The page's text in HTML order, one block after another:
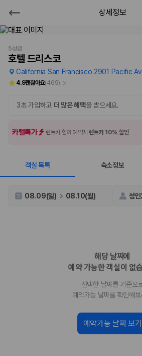
호텔 드리스코
2000만 이용고객이 선택한 제주 렌트카 가격
제주렌트카 가격비교는 카모
제주도 렌트카는 업체마다 차량 가격, 보험 조
장소, 취소 규정이 다릅니다. 카모아는 여러 제
경차, 소형, 준중형
인원에 맞는 차종별 가격을 비교합니다.
제주공항 인수 조건 비교: 셔틀 이동, 인
비교 후 원하는 차량을 바
제주렌트카 실시간 가격비교 바로가기
상세정보
5성급
호텔 드리스코
California San Francisco 2901 Pacific
4.9괜찮아요(469)
3초 가입하고 더 많은 혜택을 받으세요.
카텔특가 렌트카 함께 예약시렌트카 10% 할인
객실 목록 숙소정보
08.09(일) 08.10(월) 성
해당 날짜에
예약 가능한 객실이 없
선택한 날짜를 기준으
예약가능 날짜를 확인해
예약가능 날짜 보기